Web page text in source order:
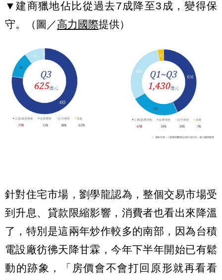
▼建商獵地佔比從過去7成降至3成，變得保
守。（圖／高力國際提供）
針對住宅市場，劉學龍認為，整個交易市場受
到升息、貸款限縮影響，消費者也看出來降溫
了，特別是這兩年炒作較多的南部，因為台積
電設廠彷彿天降甘霖，今年下半年開始已有鬆
動的跡象，「房價會不會打回原形就再看看